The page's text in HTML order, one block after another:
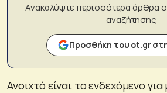
Ανακαλύψτε περισσότερα άρθρα
αναζήτησης
Προσθήκη του ot.gr
Ανοιχτό είναι το ενδεχόμενο